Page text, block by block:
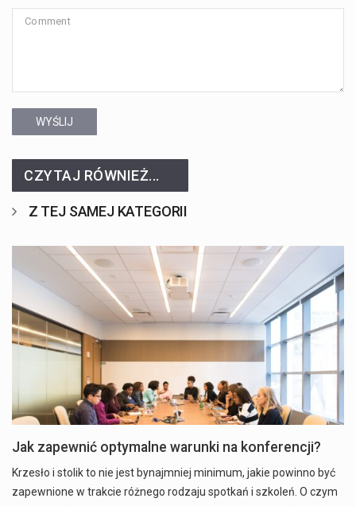
WYŚLIJ
CZYTAJ RÓWNIEŻ...
Z TEJ SAMEJ KATEGORII
Jak zapewnić optymalne warunki na konferencji?
Krzesło i stolik to nie jest bynajmniej minimum, jakie powinno być
zapewnione w trakcie różnego rodzaju spotkań i szkoleń. O czym